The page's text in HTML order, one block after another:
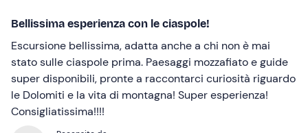
Bellissima esperienza con le ciaspole!
Escursione bellissima, adatta anche a chi non è mai
stato sulle ciaspole prima. Paesaggi mozzafiato e guide
super disponibili, pronte a raccontarci curiosità riguardo
le Dolomiti e la vita di montagna! Super esperienza!
Consigliatissima!!!!